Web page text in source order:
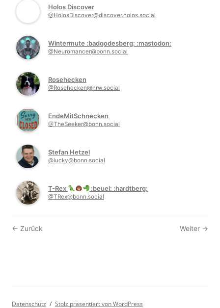
Holos Discover
@HolosDiscover@discover.holos.social
Wintermute :badgodesberg: :mastodon:
@Neuromancer@bonn.social
Rosehecken
@Rosehecken@nrw.social
EndeMitSchnecken
@TheSeeker@bonn.social
Stefan Hetzel
@lucky@bonn.social
T-Rex :beuel: :hardtberg:
@TRex@bonn.social
Follower-
Navigation
Zurück Weiter
Datenschutz Stolz präsentiert von WordPress